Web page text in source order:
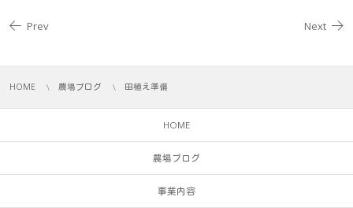
Prev Next
HOME 農場ブログ 田植え準備
HOME
農場ブログ
事業内容